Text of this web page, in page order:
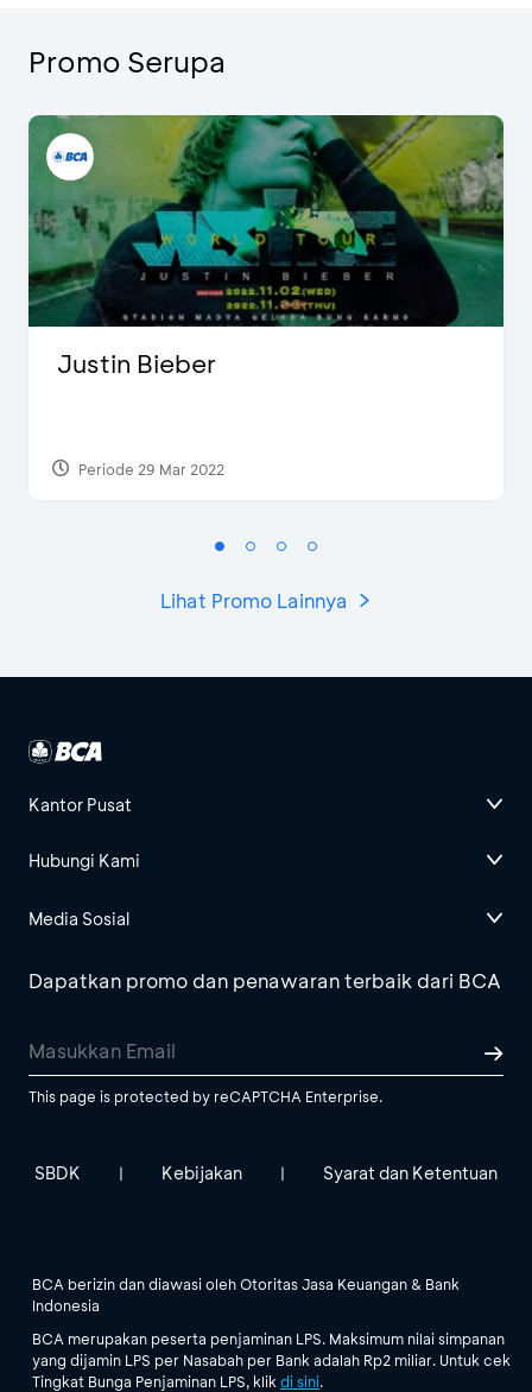
Promo Serupa
Justin Bieber
Periode 29 Mar 2022
Lihat Promo Lainnya
Kantor Pusat
Hubungi Kami
Media Sosial
Dapatkan promo dan penawaran terbaik dari BCA
This page is protected by reCAPTCHA Enterprise.
SBDK | Kebijakan | Syarat dan Ketentuan
BCA berizin dan diawasi oleh Otoritas Jasa Keuangan & Bank
Indonesia
BCA merupakan peserta penjaminan LPS. Maksimum nilai simpanan
yang dijamin LPS per Nasabah per Bank adalah Rp2 miliar. Untuk cek
Tingkat Bunga Penjaminan LPS, klik di sini.